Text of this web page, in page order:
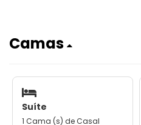
Camas
Suíte
1 Cama (s) de Casal